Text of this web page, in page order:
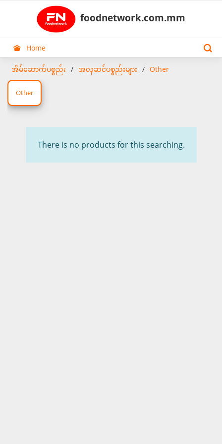
foodnetwork.com.mm
Home
အိမ်ဆောက်ပစ္စည်း အလှဆင်ပစ္စည်းများ Other
Other
There is no products for this searching.